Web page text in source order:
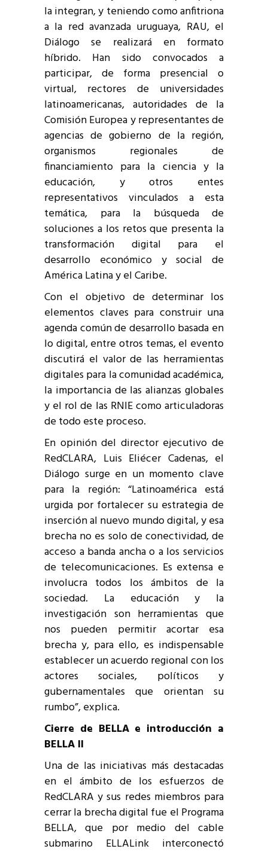
la integran, y teniendo como anfitriona
a la red avanzada uruguaya, RAU, el
Diálogo se realizará en formato
híbrido. Han sido convocados a
participar, de forma presencial o
virtual, rectores de universidades
latinoamericanas, autoridades de la
Comisión Europea y representantes de
agencias de gobierno de la región,
organismos regionales de
financiamiento para la ciencia y la
educación, y otros entes
representativos vinculados a esta
temática, para la búsqueda de
soluciones a los retos que presenta la
transformación digital para el
desarrollo económico y social de
América Latina y el Caribe.
Con el objetivo de determinar los
elementos claves para construir una
agenda común de desarrollo basada en
lo digital, entre otros temas, el evento
discutirá el valor de las herramientas
digitales para la comunidad académica,
la importancia de las alianzas globales
y el rol de las RNIE como articuladoras
de todo este proceso.
En opinión del director ejecutivo de
RedCLARA, Luis Eliécer Cadenas, el
Diálogo surge en un momento clave
para la región: “Latinoamérica está
urgida por fortalecer su estrategia de
inserción al nuevo mundo digital, y esa
brecha no es solo de conectividad, de
acceso a banda ancha o a los servicios
de telecomunicaciones. Es extensa e
involucra todos los ámbitos de la
sociedad. La educación y la
investigación son herramientas que
nos pueden permitir acortar esa
brecha y, para ello, es indispensable
establecer un acuerdo regional con los
actores sociales, políticos y
gubernamentales que orientan su
rumbo”, explica.
Cierre de BELLA e introducción a
BELLA II
Una de las iniciativas más destacadas
en el ámbito de los esfuerzos de
RedCLARA y sus redes miembros para
cerrar la brecha digital fue el Programa
BELLA, que por medio del cable
submarino ELLALink interconectó